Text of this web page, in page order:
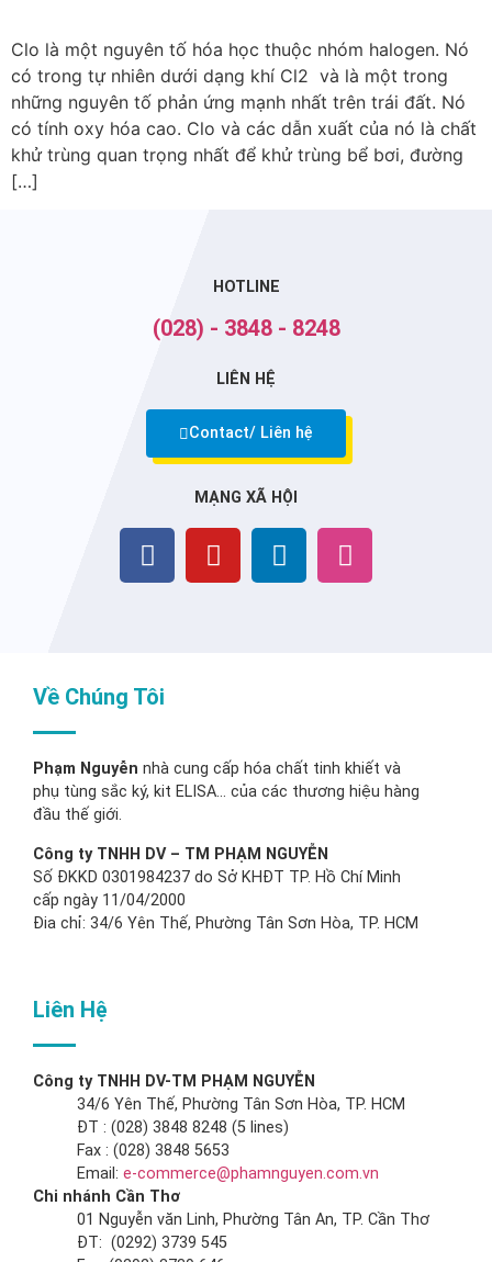
Clo là một nguyên tố hóa học thuộc nhóm halogen. Nó
có trong tự nhiên dưới dạng khí Cl2 và là một trong
những nguyên tố phản ứng mạnh nhất trên trái đất. Nó
có tính oxy hóa cao. Clo và các dẫn xuất của nó là chất
khử trùng quan trọng nhất để khử trùng bể bơi, đường
[…]
HOTLINE
(028) - 3848 - 8248
LIÊN HỆ
Contact/ Liên hệ
MẠNG XÃ HỘI
Về Chúng Tôi
Phạm Nguyễn nhà cung cấp hóa chất tinh khiết và
phụ tùng sắc ký, kit ELISA… của các thương hiệu hàng
đầu thế giới.
Công ty TNHH DV – TM PHẠM NGUYỄN
Số ĐKKD 0301984237 do Sở KHĐT TP. Hồ Chí Minh
cấp ngày 11/04/2000
Đia chỉ: 34/6 Yên Thế, Phường Tân Sơn Hòa, TP. HCM
Liên Hệ
Công ty TNHH DV-TM PHẠM NGUYỄN
34/6 Yên Thế, Phường Tân Sơn Hòa, TP. HCM
ĐT : (028) 3848 8248 (5 lines)
Fax : (028) 3848 5653
Email: e-commerce@phamnguyen.com.vn
Chi nhánh Cần Thơ
01 Nguyễn văn Linh, Phường Tân An, TP. Cần Thơ
ĐT: (0292) 3739 545